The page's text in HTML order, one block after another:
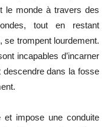
le monde à travers des
tout en restant
se trompent lourdement.
incapables d’incarner
descendre dans la fosse
et impose une conduite